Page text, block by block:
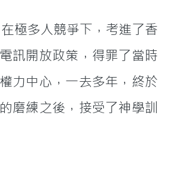
訊開放政策，得罪了當時
力中心，一去多年，終於
磨練之後，接受了神學訓